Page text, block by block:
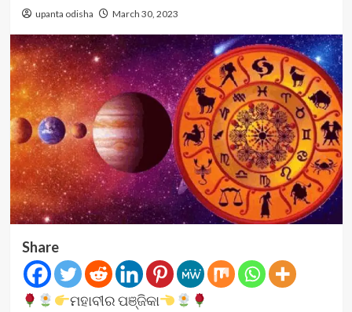
upanta odisha March 30, 2023
Share
ମହାବୀର ପଞ୍ଜିକା